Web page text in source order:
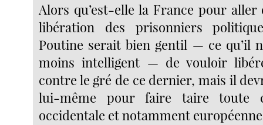
Alors qu’est-elle la France pour
libération des prisonniers
Poutine serait bien gentil — ce qu’il
moins intelligent — de vouloir
contre le gré de ce dernier, mais il
lui-même pour faire taire toute
occidentale et notamment